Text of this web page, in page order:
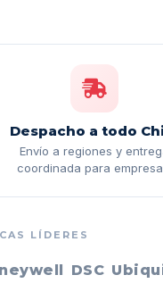
Despacho a todo
Envío a regiones y
coordinada para
LÍDERES
DSC